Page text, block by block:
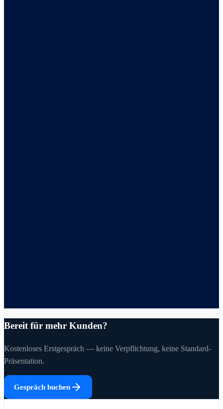
Bereit für mehr Kunden?
Kostenloses Erstgespräch — keine Verpflichtung, keine Standard-
Präsentation.
Gespräch buchen